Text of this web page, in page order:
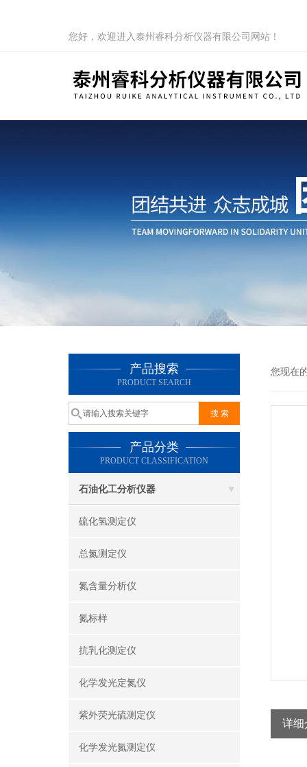
您好，欢迎进入泰州睿科分析仪器有限公司网站！
产品搜索
PRODUCT SEARCH
产品分类
PRODUCT CLASSIFICATION
石油化工分析仪器
硫化氢测定仪
总氮测定仪
氮含量分析仪
氮标样
抗乳化测定仪
化学发光定氮仪
紫外荧光硫测定仪
化学发光氮测定仪
您现在
详细